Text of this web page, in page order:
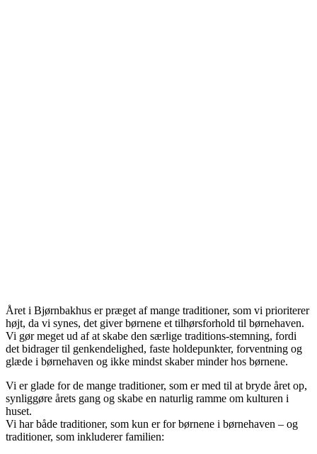
Året i Bjørnbakhus er præget af mange traditioner, som vi prioriterer
højt, da vi synes, det giver børnene et tilhørsforhold til børnehaven.
Vi gør meget ud af at skabe den særlige traditions-stemning, fordi
det bidrager til genkendelighed, faste holdepunkter, forventning og
glæde i børnehaven og ikke mindst skaber minder hos børnene.
Vi er glade for de mange traditioner, som er med til at bryde året op,
synliggøre årets gang og skabe en naturlig ramme om kulturen i
huset.
Vi har både traditioner, som kun er for børnene i børnehaven – og
traditioner, som inkluderer familien: